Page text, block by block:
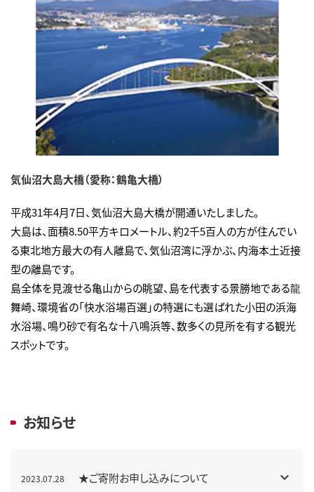
気仙沼大島大橋（愛称：鶴亀大橋）
平成31年4月7日、気仙沼大島大橋が開通いたしました。
大島は、面積8.50平方キロメートル、約2千5百人の方が住んでい
る東北地方最大の有人離島で、気仙沼湾に浮かぶ、内海本土近接
型の離島です。
島全体を見渡せる亀山からの眺望、島を代表する景勝地である龍
舞崎、環境省の「快水浴場百選」の特選にも選ばれた小田の浜海
水浴場、鳴り砂で有名な十八鳴浜等、数多くの見所を有する観光
スポットです。
お知らせ
2023.07.28 ★ご寄附お申し込みについて